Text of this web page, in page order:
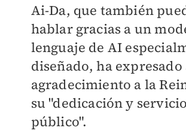
Ai-Da, que también
hablar gracias a un
lenguaje de AI
diseñado, ha expresado
agradecimiento a la
su "dedicación y servicio
público".